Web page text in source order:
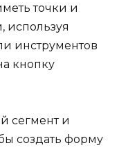
точки и
используя
инструментов
кнопку
сегмент и
создать форму